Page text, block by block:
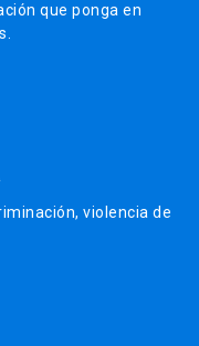
que ponga en
violencia de